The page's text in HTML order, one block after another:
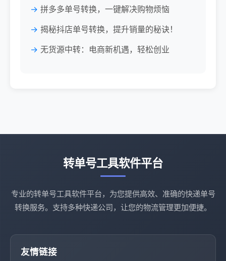
拼多多单号转换，一键解决购物烦恼
揭秘抖店单号转换，提升销量的秘诀！
无货源中转：电商新机遇，轻松创业
转单号工具软件平台
专业的转单号工具软件平台，为您提供高效、准确的快递单号
转换服务。支持多种快递公司，让您的物流管理更加便捷。
友情链接